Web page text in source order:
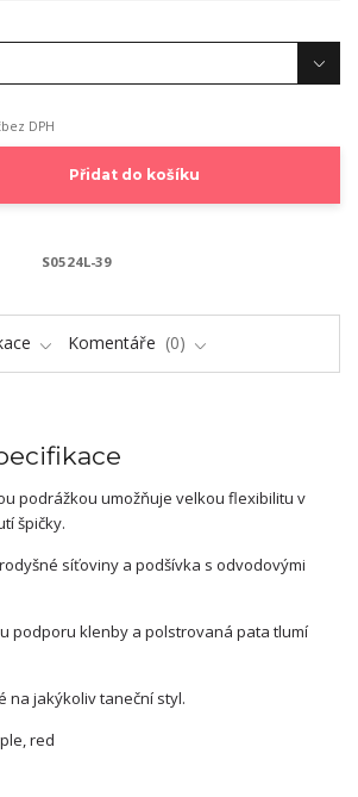
bez DPH
Přidat do košíku
S0524L-39
Komentáře 0
podrážkou umožňuje velkou flexibilitu v
špičky.
síťoviny a podšívka s odvodovými
podporu klenby a polstrovaná pata tlumí
na jakýkoliv taneční styl.
red